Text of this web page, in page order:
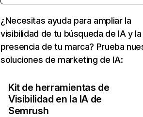
¿Necesitas ayuda para ampliar la
visibilidad de tu búsqueda de IA y la
presencia de tu marca? Prueba
soluciones de marketing de IA:
Kit de herramientas de
Visibilidad en la IA de
Semrush